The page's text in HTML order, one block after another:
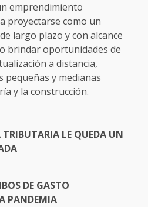
emprendimiento
proyectarse como un
largo plazo y con alcance
brindar oportunidades de
a distancia,
y medianas
y la construcción.
LE QUEDA UN
DE GASTO
PANDEMIA